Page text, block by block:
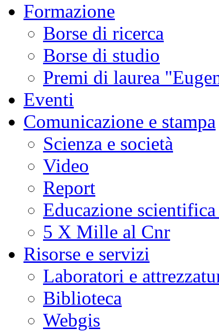
Formazione
Borse di ricerca
Borse di studio
Premi di laurea
Eventi
Comunicazione e stampa
Scienza e società
Video
Report
Educazione
5 X Mille al Cnr
Risorse e servizi
Laboratori e
Biblioteca
Webgis